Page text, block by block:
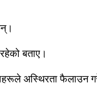
बताए।
अस्थिरता फैलाउन